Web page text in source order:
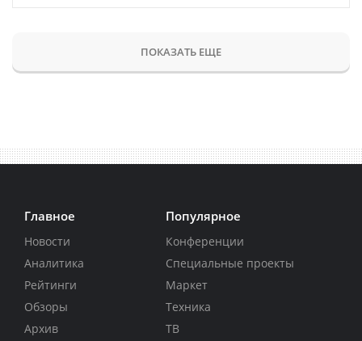
ПОКАЗАТЬ ЕЩЕ
Главное
Новости
Аналитика
Рейтинги
Обзоры
Архив
Популярное
Конференции
Специальные проекты
Маркет
Техника
ТВ